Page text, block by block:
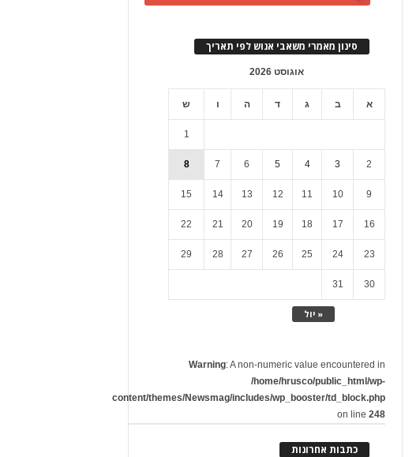
סינון מאמרי משאבי אנוש לפי תאריך
אוגוסט 2026
א ב ג ד ה ו ש
« יול
1
2
3
4
5
6
7
8
9
10
11
12
13
14
15
16
17
18
19
20
21
22
23
24
25
26
27
28
29
30
31
Warning: A non-numeric value encountered in
/home/hrusco/public_html/wp-
content/themes/Newsmag/includes/wp_booster/td_block.php
on line248
כתבות אחרונות